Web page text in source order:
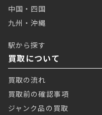
中国・四国
九州・沖縄
駅から探す
買取について
買取の流れ
買取前の確認事項
ジャンク品の買取